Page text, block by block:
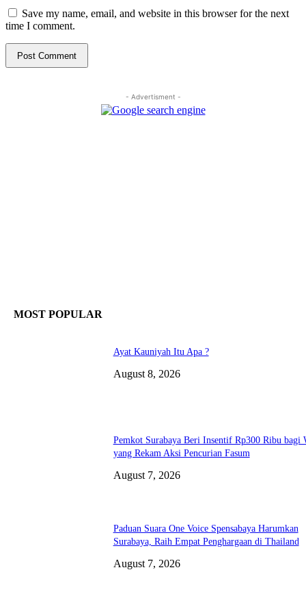
Save my name, email, and website in this browser for the next
time I comment.
- Advertisment -
MOST POPULAR
Ayat Kauniyah Itu Apa ?
August 8, 2026
Pemkot Surabaya Beri Insentif Rp300 Ribu bagi
yang Rekam Aksi Pencurian Fasum
August 7, 2026
Paduan Suara One Voice Spensabaya Harumkan
Surabaya, Raih Empat Penghargaan di Thailand
August 7, 2026